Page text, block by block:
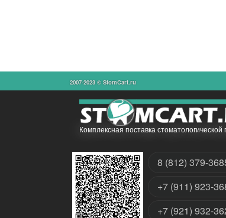
2007-2023 © StomCart.ru
Комплексная поставка стоматологической
8 (812) 379-
+7 (911) 923-
+7 (921) 932-